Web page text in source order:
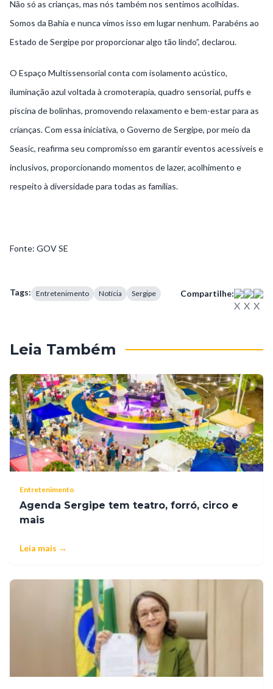
Não só as crianças, mas nós também nos sentimos acolhidas.
Somos da Bahia e nunca vimos isso em lugar nenhum. Parabéns ao
Estado de Sergipe por proporcionar algo tão lindo”, declarou.
O Espaço Multissensorial conta com isolamento acústico,
iluminação azul voltada à cromoterapia, quadro sensorial, puffs e
piscina de bolinhas, promovendo relaxamento e bem-estar para as
crianças. Com essa iniciativa, o Governo de Sergipe, por meio da
Seasic, reafirma seu compromisso em garantir eventos acessíveis e
inclusivos, proporcionando momentos de lazer, acolhimento e
respeito à diversidade para todas as famílias.
Fonte: GOV SE
Tags: Entretenimento Notícia Sergipe Compartilhe:
Leia Também
Entretenimento
Agenda Sergipe tem teatro, forró, circo e
mais
Leia mais →